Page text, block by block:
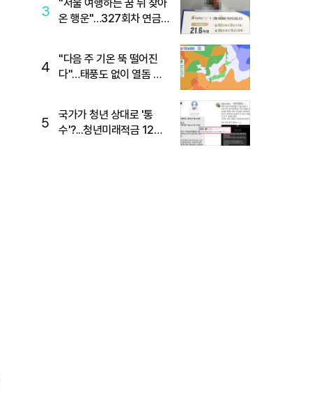
3
"서울 여행하는 꿈 뒤 찾아
온 행운"…327회차 연금
4
"다음 주 기온 뚝 떨어진
다"…태풍도 없이 열돔 박
5
국가가 청년 상대로 '통
수'?...청년미래적금 12%